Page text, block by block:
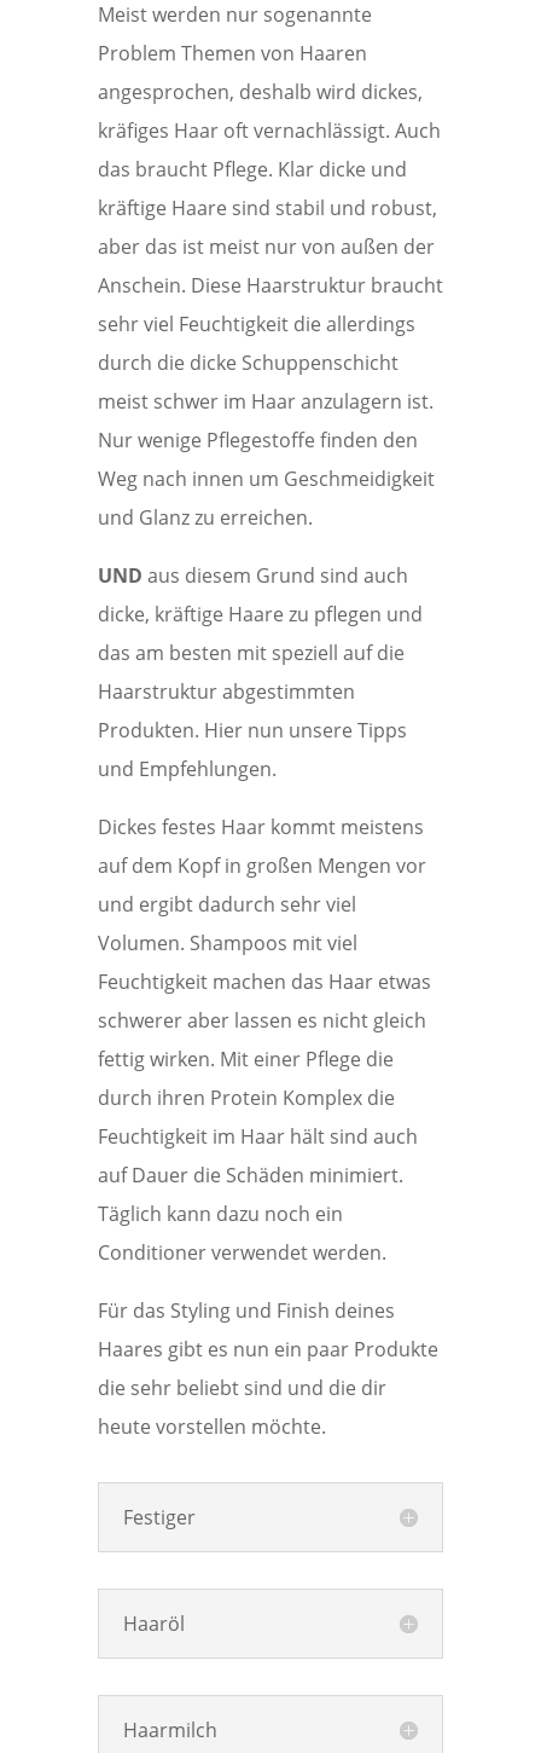
Meist werden nur sogenannte
Problem Themen von Haaren
angesprochen, deshalb wird dickes,
kräfiges Haar oft vernachlässigt. Auch
das braucht Pflege. Klar dicke und
kräftige Haare sind stabil und robust,
aber das ist meist nur von außen der
Anschein. Diese Haarstruktur braucht
sehr viel Feuchtigkeit die allerdings
durch die dicke Schuppenschicht
meist schwer im Haar anzulagern ist.
Nur wenige Pflegestoffe finden den
Weg nach innen um Geschmeidigkeit
und Glanz zu erreichen.
UND aus diesem Grund sind auch
dicke, kräftige Haare zu pflegen und
das am besten mit speziell auf die
Haarstruktur abgestimmten
Produkten. Hier nun unsere Tipps
und Empfehlungen.
Dickes festes Haar kommt meistens
auf dem Kopf in großen Mengen vor
und ergibt dadurch sehr viel
Volumen. Shampoos mit viel
Feuchtigkeit machen das Haar etwas
schwerer aber lassen es nicht gleich
fettig wirken. Mit einer Pflege die
durch ihren Protein Komplex die
Feuchtigkeit im Haar hält sind auch
auf Dauer die Schäden minimiert.
Täglich kann dazu noch ein
Conditioner verwendet werden.
Für das Styling und Finish deines
Haares gibt es nun ein paar Produkte
die sehr beliebt sind und die dir
heute vorstellen möchte.
Festiger
Haaröl
Haarmilch